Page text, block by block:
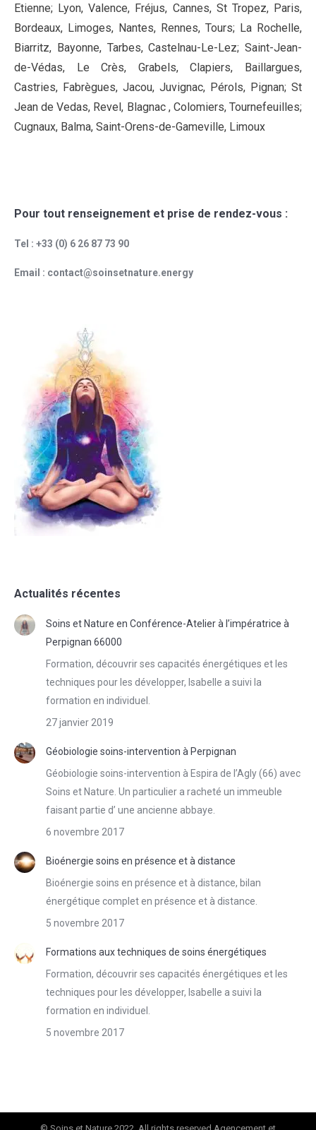
Etienne; Lyon, Valence, Fréjus, Cannes, St Tropez, Paris,
Bordeaux, Limoges, Nantes, Rennes, Tours; La Rochelle,
Biarritz, Bayonne, Tarbes, Castelnau-Le-Lez; Saint-Jean-
de-Védas, Le Crès, Grabels, Clapiers, Baillargues,
Castries, Fabrègues, Jacou, Juvignac, Pérols, Pignan; St
Jean de Vedas, Revel, Blagnac , Colomiers, Tournefeuilles;
Cugnaux, Balma, Saint-Orens-de-Gameville, Limoux
Pour tout renseignement et prise de rendez-vous :
Tel : +33 (0) 6 26 87 73 90
Email : contact@soinsetnature.energy
Actualités récentes
Soins et Nature en Conférence-Atelier à l’impératrice à
Perpignan 66000
Formation, découvrir ses capacités énergétiques et les
techniques pour les développer, Isabelle a suivi la
formation en individuel.
27 janvier 2019
Géobiologie soins-intervention à Perpignan
Géobiologie soins-intervention à Espira de l’Agly (66) avec
Soins et Nature. Un particulier a racheté un immeuble
faisant partie d’ une ancienne abbaye.
6 novembre 2017
Bioénergie soins en présence et à distance
Bioénergie soins en présence et à distance, bilan
énergétique complet en présence et à distance.
5 novembre 2017
Formations aux techniques de soins énergétiques
Formation, découvrir ses capacités énergétiques et les
techniques pour les développer, Isabelle a suivi la
formation en individuel.
5 novembre 2017
© Soins et Nature 2022. All rights reserved Agencement et